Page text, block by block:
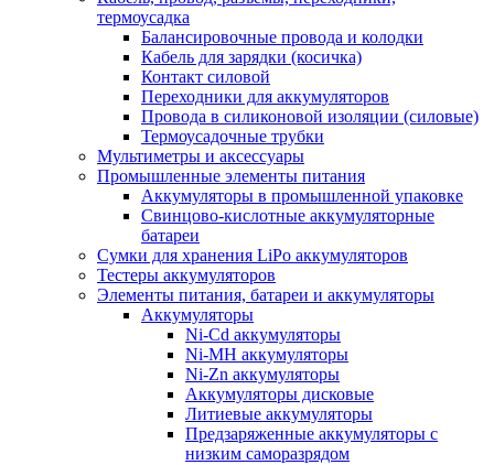
термоусадка
Балансировочные провода и колодки
Кабель для зарядки (косичка)
Контакт силовой
Переходники для аккумуляторов
Провода в силиконовой изоляции (силовые)
Термоусадочные трубки
Мультиметры и аксессуары
Промышленные элементы питания
Аккумуляторы в промышленной упаковке
Свинцово-кислотные аккумуляторные
батареи
Сумки для хранения LiPo аккумуляторов
Тестеры аккумуляторов
Элементы питания, батареи и аккумуляторы
Аккумуляторы
Ni-Cd аккумуляторы
Ni-MH аккумуляторы
Ni-Zn аккумуляторы
Аккумуляторы дисковые
Литиевые аккумуляторы
Предзаряженные аккумуляторы с
низким саморазрядом